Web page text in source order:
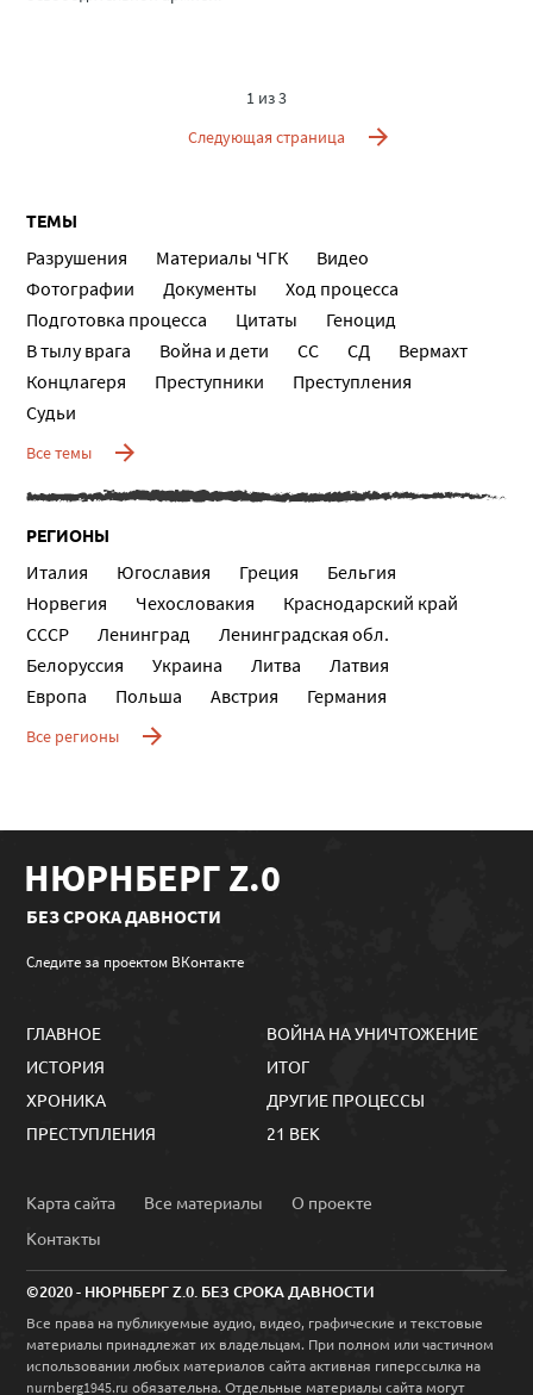
1 из 3
Следующая страница
ТЕМЫ
Разрушения Материалы ЧГК
Видео
Фотографии
Документы
Ход процесса
Подготовка процесса
Цитаты
Геноцид
В тылу врага
Война и дети СС СД
Вермахт
Концлагеря
Преступники
Преступления
Судьи
Все темы
РЕГИОНЫ
Италия Югославия Греция
Бельгия
Норвегия
Чехословакия
Краснодарский край
СССР
Ленинград
Ленинградская обл.
Белоруссия
Украина Литва
Латвия
Европа
Польша Австрия Германия
Все регионы
НЮРНБЕРГ Z.0
БЕЗ СРОКА ДАВНОСТИ
Следите за проектом ВКонтакте
ГЛАВНОЕ
ИСТОРИЯ
ХРОНИКА
ПРЕСТУПЛЕНИЯ
ВОЙНА НА УНИЧТОЖЕНИЕ
ИТОГ
ДРУГИЕ ПРОЦЕССЫ
21 ВЕК
Карта сайта Все материалы
О проекте
Контакты
©2020 - НЮРНБЕРГ Z.0. БЕЗ СРОКА ДАВНОСТИ
Все права на публикуемые аудио, видео, графические и текстовые
материалы принадлежат их владельцам. При полном или частичном
использовании любых материалов сайта активная гиперссылка на
nurnberg1945.ru обязательна. Отдельные материалы сайта могут